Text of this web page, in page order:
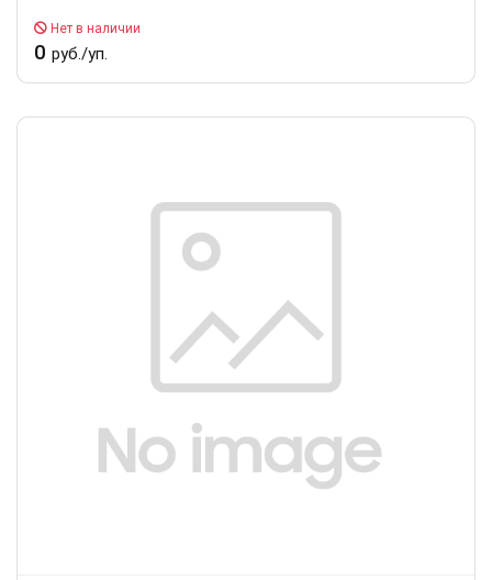
Нет в наличии
0 руб./уп.